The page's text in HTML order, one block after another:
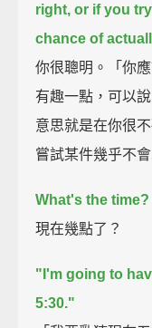
right, or if you
chance of
你很聰明。「你
有趣一點，可以
意思就是在你很
嘗試某件幾乎不
What's the time?
現在幾點了？
"I'm going to
5:30."